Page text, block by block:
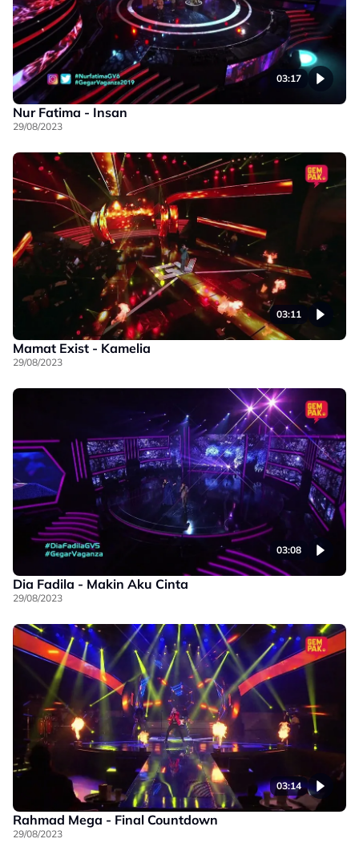
03:17
Nur Fatima - Insan
29/08/2023
03:11
Mamat Exist - Kamelia
29/08/2023
03:08
Dia Fadila - Makin Aku Cinta
29/08/2023
03:14
Rahmad Mega - Final Countdown
29/08/2023